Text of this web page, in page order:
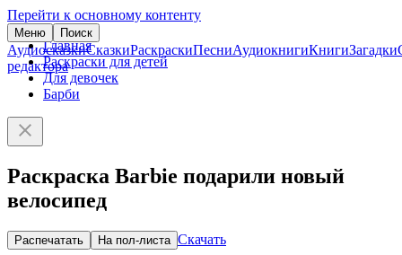
Перейти к основному контенту
Меню Поиск
АудиосказкиСказкиРаскраскиПесниАудиокнигиКнигиЗагадки
редактора
Главная
Раскраски для детей
Для девочек
Барби
Раскраска Barbie подарили новый
велосипед
Распечатать На пол-листа Скачать